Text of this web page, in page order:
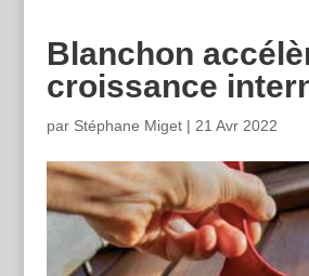
Blanchon
croissance
par Stéphane Miget| 21 Avr 2022